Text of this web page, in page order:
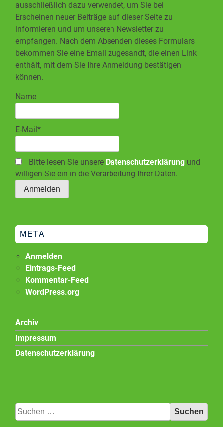
ausschließlich dazu verwendet, um Sie bei
Erscheinen neuer Beiträge auf dieser Seite zu
informieren und um unseren Newsletter zu
empfangen. Nach dem Absenden dieses Formulars
bekommen Sie eine Email zugesandt, die einen Link
enthält, mit dem Sie Ihre Anmeldung bestätigen
können.
Name
E-Mail*
Bitte lesen Sie unsere Datenschutzerklärung und
willigen Sie ein in die Verarbeitung Ihrer Daten.
META
Anmelden
Eintrags-Feed
Kommentar-Feed
WordPress.org
Archiv
Impressum
Datenschutzerklärung
Suchen
nach: